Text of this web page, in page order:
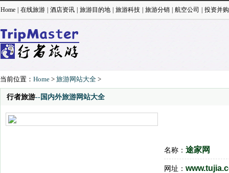
Home 在线旅游 酒店资讯 旅游目的地 旅游科技 旅游分销 航空公司 投资并购
当前位置： Home > 旅游网站大全 >
行者旅游--国内外旅游网站大全
名称： 途家网
网址：